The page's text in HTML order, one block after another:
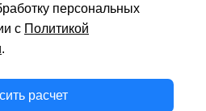
персональных
с Политикой
.
расчет